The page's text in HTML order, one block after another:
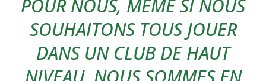
POUR NOUS, MÊME SI NOUS
SOUHAITONS TOUS JOUER
DANS UN CLUB DE HAUT